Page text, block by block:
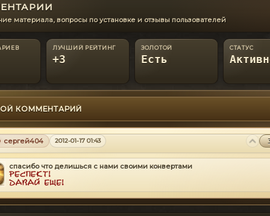
материала, вопросы по установке и отзывы пользователей
ЛУЧШИЙ РЕЙТИНГ
+3
ЗОЛОТОЙ
Есть
СТАТУС
КОММЕНТАРИЙ
сергей404 2012-01-17 01:43
спасибо что делишься с нами своими конвертами